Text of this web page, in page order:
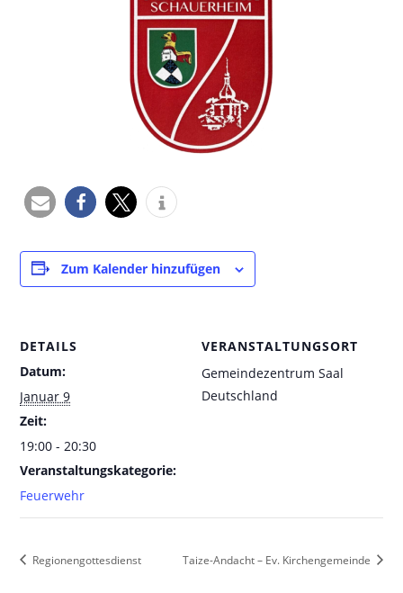
Zum Kalender hinzufügen
DETAILS
Datum:
Januar 9
Zeit:
19:00 - 20:30
Veranstaltungskategorie:
Feuerwehr
VERANSTALTUNGSORT
Gemeindezentrum Saal
Deutschland
Regionengottesdienst Taize-Andacht – Ev. Kirchengemeinde